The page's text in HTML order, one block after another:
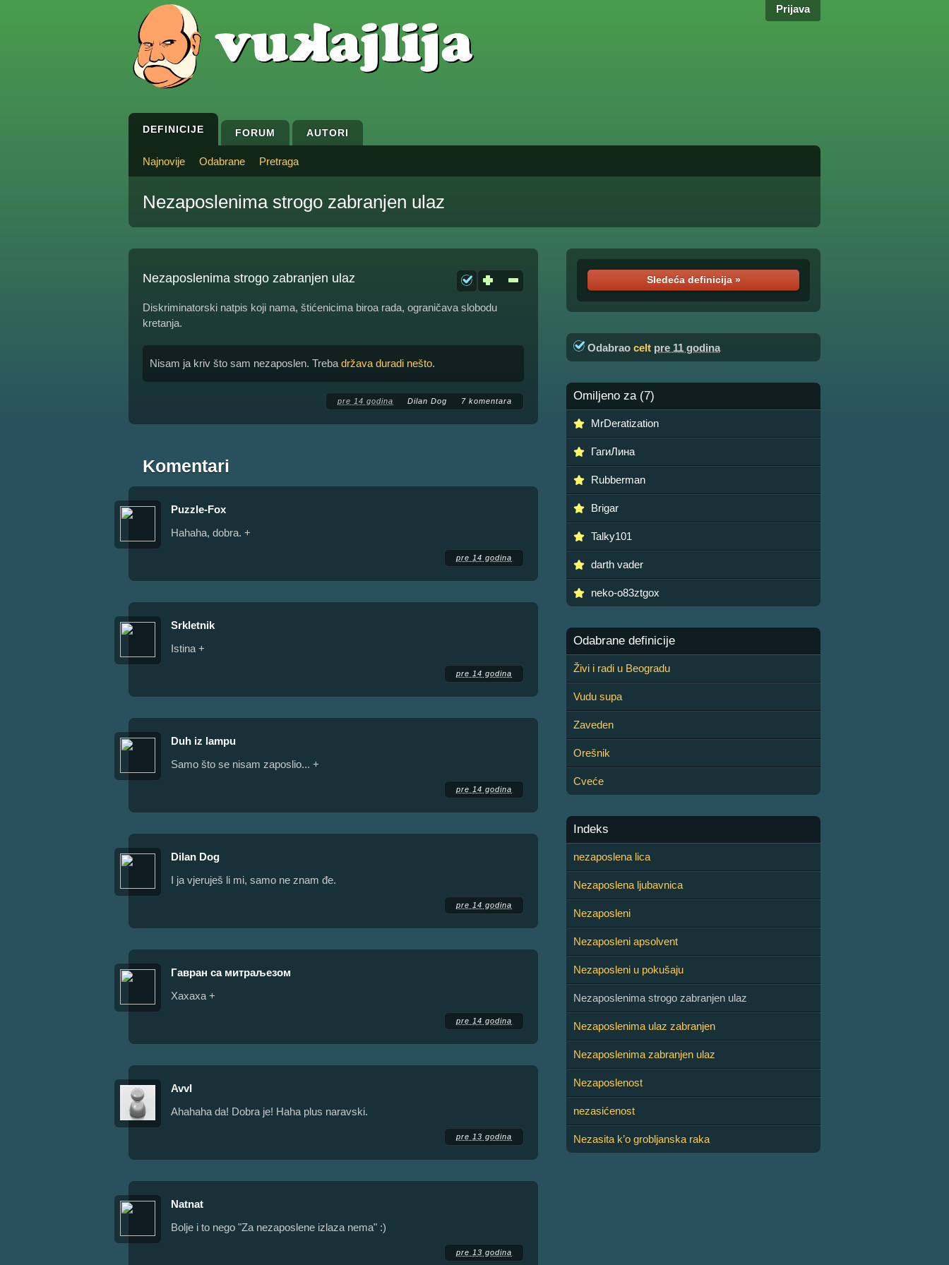
Prijava
DEFINICIJE FORUM AUTORI
Najnovije Odabrane Pretraga
Nezaposlenima strogo zabranjen ulaz
Nezaposlenima strogo zabranjen ulaz
Diskriminatorski natpis koji nama, štićenicima biroa rada, ograničava slobodu
kretanja.
Nisam ja kriv što sam nezaposlen. Treba država duradi nešto.
pre 14 godina Dilan Dog 7 komentara
Komentari
Puzzle-Fox
Hahaha, dobra. +
pre 14 godina
Srkletnik
Istina +
pre 14 godina
Duh iz lampu
Samo što se nisam zaposlio... +
pre 14 godina
Dilan Dog
I ja vjeruješ li mi, samo ne znam đe.
pre 14 godina
Гавран са митраљезом
Хахаха +
pre 14 godina
AvvI
Ahahaha da! Dobra je! Haha plus naravski.
pre 13 godina
Natnat
Bolje i to nego "Za nezaposlene izlaza nema" :)
pre 13 godina
Sledeća definicija »
Odabrao celt pre 11 godina
Omiljeno za (7)
MrDeratization
ГагиЛина
Rubberman
Brigar
Talky101
darth vader
neko-o83ztgox
Odabrane definicije
Živi i radi u Beogradu
Vudu supa
Zaveden
Orešnik
Cveće
Indeks
nezaposlena lica
Nezaposlena ljubavnica
Nezaposleni
Nezaposleni apsolvent
Nezaposleni u pokušaju
Nezaposlenima strogo zabranjen ulaz
Nezaposlenima ulaz zabranjen
Nezaposlenima zabranjen ulaz
Nezaposlenost
nezasićenost
Nezasita k’o grobljanska raka